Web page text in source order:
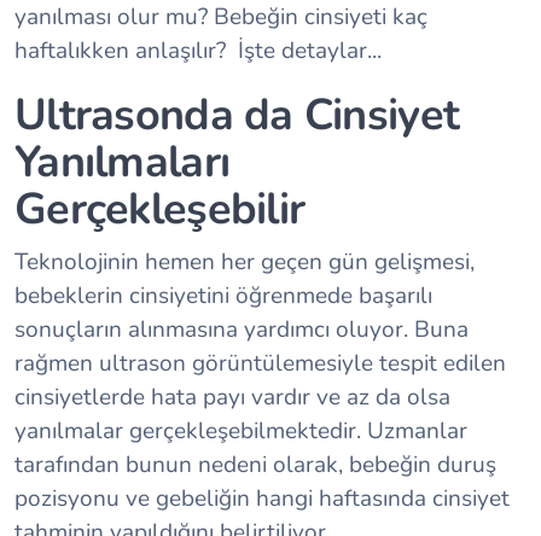
yanılması olur mu? Bebeğin cinsiyeti kaç
haftalıkken anlaşılır? İşte detaylar...
Ultrasonda da Cinsiyet
Yanılmaları
Gerçekleşebilir
Teknolojinin hemen her geçen gün gelişmesi,
bebeklerin cinsiyetini öğrenmede başarılı
sonuçların alınmasına yardımcı oluyor. Buna
rağmen ultrason görüntülemesiyle tespit edilen
cinsiyetlerde hata payı vardır ve az da olsa
yanılmalar gerçekleşebilmektedir. Uzmanlar
tarafından bunun nedeni olarak, bebeğin duruş
pozisyonu ve gebeliğin hangi haftasında cinsiyet